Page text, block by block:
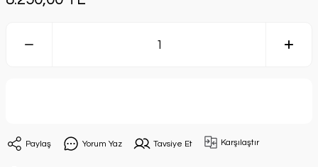
Paylaş Yorum Yaz Tavsiye Et Karşılaştır